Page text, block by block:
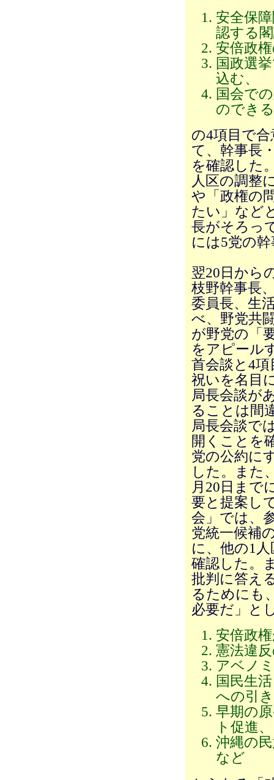
安全保
認する
安倍政
国政選
込む、
国会で
のでき
の4項目で
て、幹事長
を確認した
人区の調整
や「政権の
たい」など
長がそろっ
には5党の
翌20日から
枝野幹事長
委員長、生
べ、野党共
が野党の「
をアピール
首会談と4
祝いを名目
局長会談が
ることは間
局長会談で
開くことを
党の公約に
した。また
月20日まで
要と提案し
会」では、
党統一候補
に、他の1
確認した。
批判に答え
るためにも
必要だ」と
安倍政
憲法違
アベノ
国民生
への引
早期の
ト促進、
沖縄の
など